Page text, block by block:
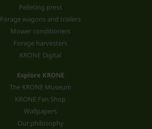
Pelleting press
Forage wagons and trailers
Mower conditioners
Forage harvesters
KRONE Digital
Explore KRONE
The KRONE Museum
KRONE Fan Shop
Wallpapers
Our philosophy